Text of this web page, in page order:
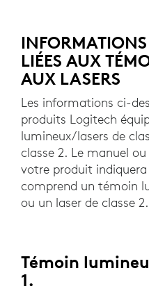
INFORMATIONS
LIÉES AUX
AUX LASERS
Les informations ci-
produits Logitech
lumineux/lasers de
classe 2. Le manuel
votre produit
comprend un témoin
ou un laser de classe 2.
Témoin
1.